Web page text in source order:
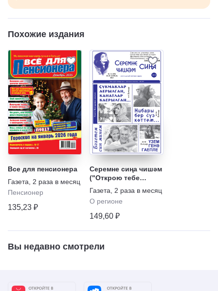
Похожие издания
Все для пенсионера
Газета
2 раза в месяц
Пенсионер
135,23 ₽
Серемне сиңа чишәм
("Открою тебе
тайну")
Газета
2 раза в месяц
О регионе
149,60 ₽
Вы недавно смотрели